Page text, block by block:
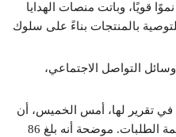
قويًا، وباتت منصات الهدايا
بالمنتجات بناءً على سلوك
التواصل الاجتماعي،
وتوضح منصة Finance Middle East في تقرير لها، أمس الخميس، أن
هذا النهج أدى إلى زيادة متوسط قيمة الطلبات. موضحة أنه بلغ 86